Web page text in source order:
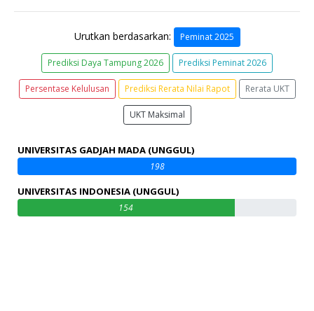
Urutkan berdasarkan: Peminat 2025
Prediksi Daya Tampung 2026 Prediksi Peminat 2026
Persentase Kelulusan Prediksi Rerata Nilai Rapot Rerata UKT
UKT Maksimal
UNIVERSITAS GADJAH MADA (UNGGUL)
198
UNIVERSITAS INDONESIA (UNGGUL)
154